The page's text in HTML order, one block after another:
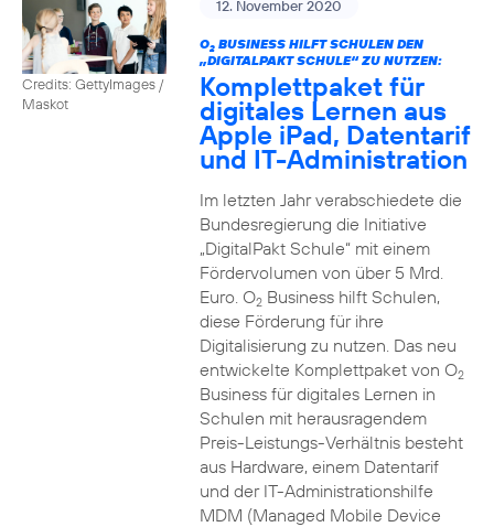
Credits: GettyImages /
Maskot
12. November 2020
O2BUSINESS HILFT SCHULEN DEN
„DIGITALPAKT SCHULE“ ZU NUTZEN:
Komplettpaket für
digitales Lernen aus
Apple iPad, Datentarif
und IT-Administration
Im letzten Jahr verabschiedete die
Bundesregierung die Initiative
„DigitalPakt Schule“ mit einem
Fördervolumen von über 5 Mrd.
Euro. O2Business hilft Schulen,
diese Förderung für ihre
Digitalisierung zu nutzen. Das neu
entwickelte Komplettpaket von O2
Business für digitales Lernen in
Schulen mit herausragendem
Preis-Leistungs-Verhältnis besteht
aus Hardware, einem Datentarif
und der IT-Administrationshilfe
MDM (Managed Mobile Device